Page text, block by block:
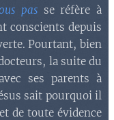
pas se réfère à
conscients depuis
Pourtant, bien
la suite du
ses parents à
sait pourquoi il
de toute évidence